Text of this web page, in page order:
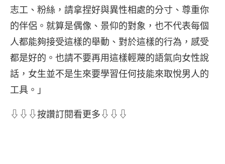
志工、粉絲，請拿捏好與異性相處的分寸、尊重你
的伴侶。就算是偶像、景仰的對象，也不代表每個
人都能夠接受這樣的舉動、對於這樣的行為，感受
都是好的。也請不要再用這樣輕蔑的語氣向女性說
話，女生並不是生來要學習任何技能來取悅男人的
工具。」
⇩⇩⇩按讚訂閱看更多⇩⇩⇩